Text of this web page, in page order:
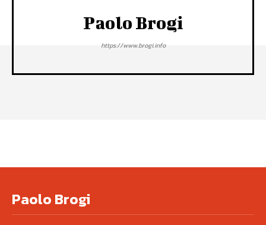
Paolo Brogi
https://www.brogi.info
Paolo Brogi